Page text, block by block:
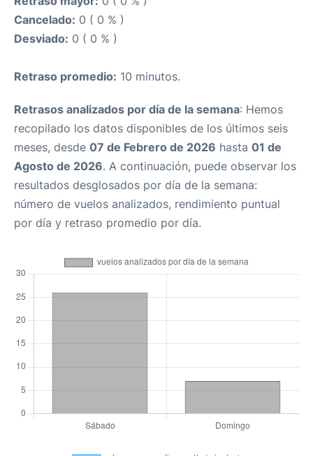
Cancelado: 0 ( 0 % )
Desviado: 0 ( 0 % )
Retraso promedio: 10 minutos.
Retrasos analizados por día de la semana: Hemos
recopilado los datos disponibles de los últimos seis
meses, desde 07 de Febrero de 2026 hasta 01 de
Agosto de 2026. A continuación, puede observar los
resultados desglosados por día de la semana:
número de vuelos analizados, rendimiento puntual
por día y retraso promedio por día.